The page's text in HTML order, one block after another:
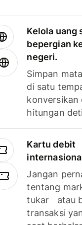
Kelola uang
bepergian
negeri.
Simpan
di satu
konversikan
hitungan
Kartu debit
Jangan
tentang
tukar atau
transaksi